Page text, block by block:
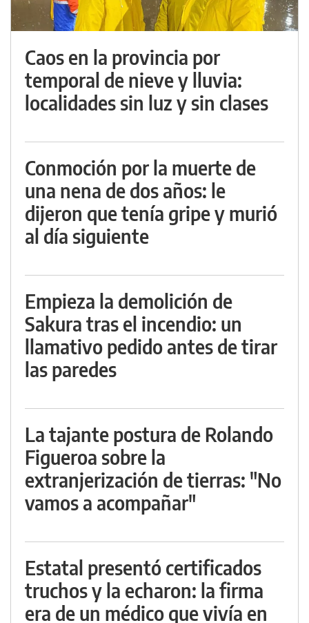
Caos en la provincia por
temporal de nieve y lluvia:
localidades sin luz y sin clases
Conmoción por la muerte de
una nena de dos años: le
dijeron que tenía gripe y murió
al día siguiente
Empieza la demolición de
Sakura tras el incendio: un
llamativo pedido antes de tirar
las paredes
La tajante postura de Rolando
Figueroa sobre la
extranjerización de tierras: "No
vamos a acompañar"
Estatal presentó certificados
truchos y la echaron: la firma
era de un médico que vivía en